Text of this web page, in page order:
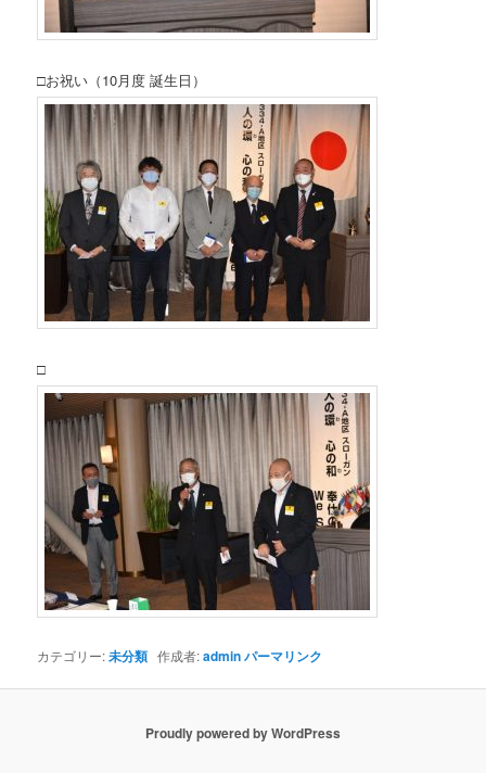
□お祝い（10月度 誕生日）
□
カテゴリー:未分類 作成者:adminパーマリンク
Proudly powered by WordPress